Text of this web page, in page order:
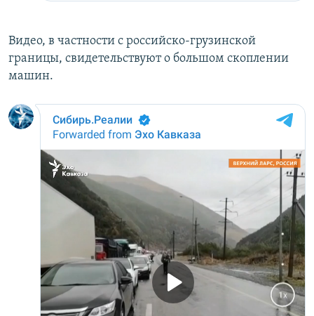
Видео, в частности с российско-грузинской
границы, свидетельствуют о большом скоплении
машин.